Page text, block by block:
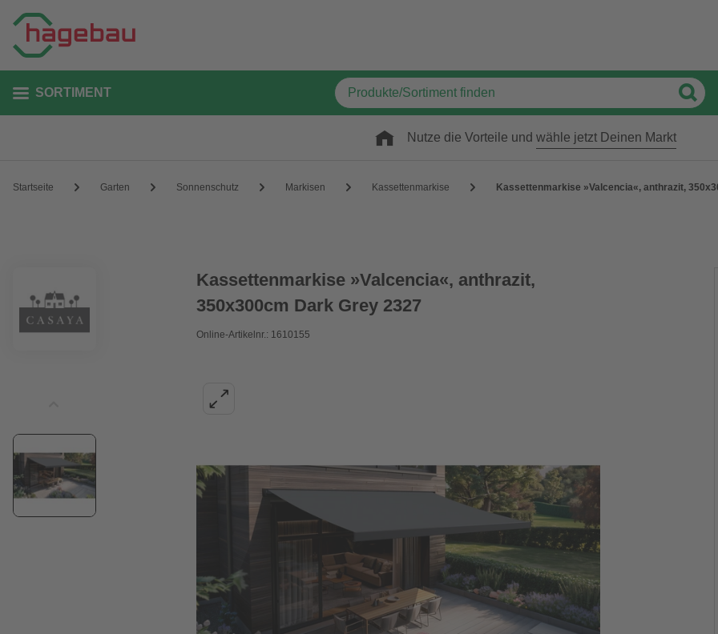
SORTIMENT
Nutze die Vorteile und wähle jetzt Deinen Markt
Startseite Garten Sonnenschutz Markisen Kassettenmarkise Kassettenmarkise »Valcencia«, anthrazit,
Kassettenmarkise »Valcencia«, anthrazit,
350x300cm Dark Grey 2327
Online-Artikelnr.: 1610155